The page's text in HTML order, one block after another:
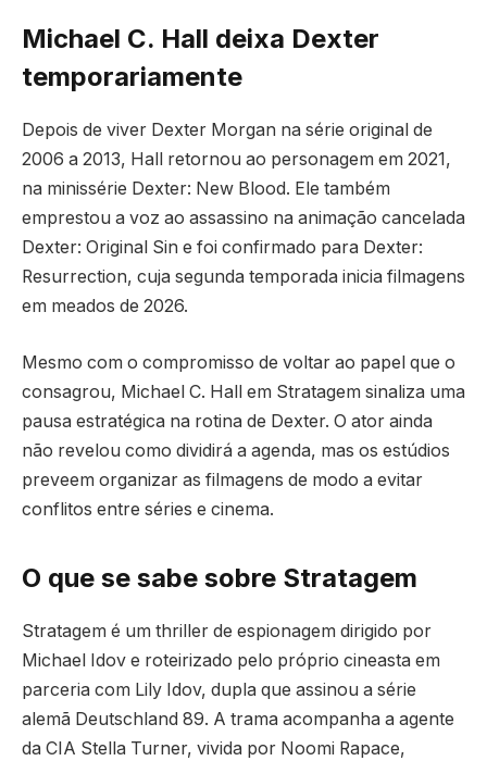
Michael C. Hall deixa Dexter
temporariamente
Depois de viver Dexter Morgan na série original de
2006 a 2013, Hall retornou ao personagem em 2021,
na minissérie Dexter: New Blood. Ele também
emprestou a voz ao assassino na animação cancelada
Dexter: Original Sin e foi confirmado para Dexter:
Resurrection, cuja segunda temporada inicia filmagens
em meados de 2026.
Mesmo com o compromisso de voltar ao papel que o
consagrou, Michael C. Hall em Stratagem sinaliza uma
pausa estratégica na rotina de Dexter. O ator ainda
não revelou como dividirá a agenda, mas os estúdios
preveem organizar as filmagens de modo a evitar
conflitos entre séries e cinema.
O que se sabe sobre Stratagem
Stratagem é um thriller de espionagem dirigido por
Michael Idov e roteirizado pelo próprio cineasta em
parceria com Lily Idov, dupla que assinou a série
alemã Deutschland 89. A trama acompanha a agente
da CIA Stella Turner, vivida por Noomi Rapace,